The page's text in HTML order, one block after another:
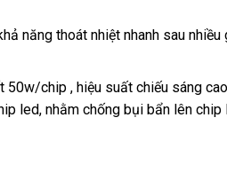
năng thoát nhiệt nhanh sau
chip , hiệu suất chiếu sáng
led, nhằm chống bụi bẩn lên